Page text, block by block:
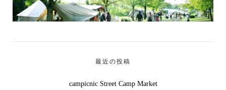
最近の投稿
campicnic Street Camp Market